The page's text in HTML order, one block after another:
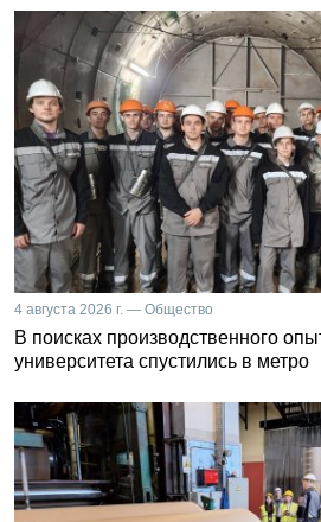
4 августа 2026 г. — Общество
В поисках производственного
университета спустились в метро